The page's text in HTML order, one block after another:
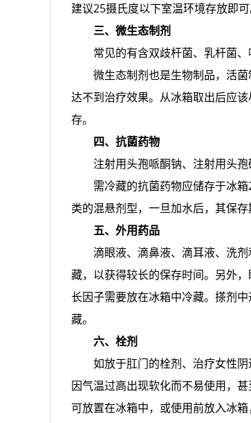
建议25摄氏度以下室温环境存放即可
三、微生态制剂
常见的有含双歧杆菌、乳杆菌、
微生态制剂也是生物制品，活
达不到治疗效果。从冰箱取出后应
存。
四、抗菌药物
注射用头孢哌酮钠、注射用头孢
需冷藏的抗菌药物应储存于冰
类的混悬剂型，一旦加水后，其保
五、外用药品
滴眼液、滴鼻液、滴耳液、洗
藏，以获得较长的保存时间。另外
长因子需要放在冰箱中冷藏。搽剂
藏。
六、栓剂
如放于肛门的栓剂、治疗女性
因气温过高出现软化而不易使用，
可放置在冰箱中，或使用前放入冰箱